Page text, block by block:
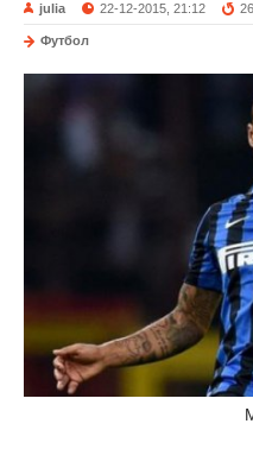
julia 22-12-2015, 21:12
Футбол